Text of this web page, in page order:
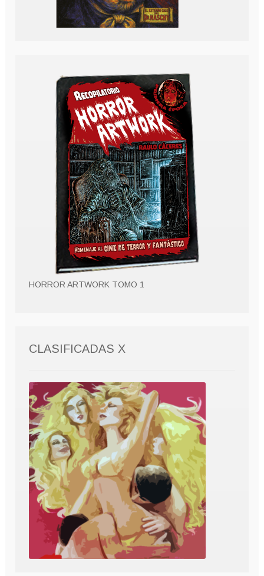
HORROR ARTWORK TOMO 1
CLASIFICADAS X